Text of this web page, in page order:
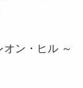
オン・ヒル ～